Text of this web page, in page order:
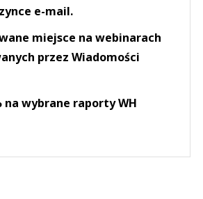
e-mail.
miejsce na webinarach
przez Wiadomości
na wybrane raporty WH